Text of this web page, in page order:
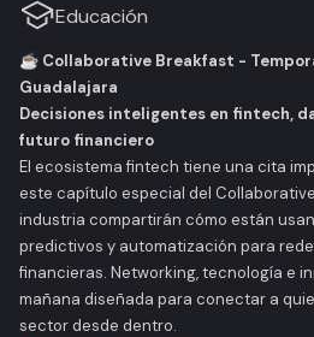
Educación
☕ Collaborative Breakfast -
Guadalajara
Decisiones inteligentes en fintech,
futuro financiero
El ecosistema fintech tiene una cita
este capítulo especial del
industria compartirán cómo están
predictivos y automatización para
financieras. Networking, tecnología e
mañana diseñada para conectar a
sector desde dentro.